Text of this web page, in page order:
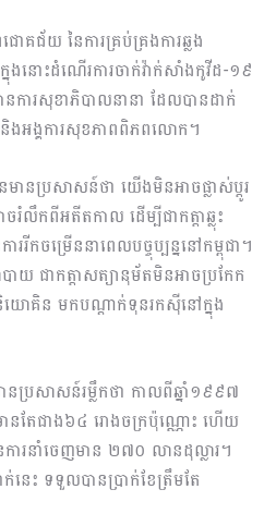
គជ័យ នៃការគ្រប់គ្រងការឆ្លង
នោះដំណើរការចាក់វ៉ាក់សាំងកូវីដ-១៩
ការសុខាភិបាលនានា ដែលបានដាក់
អង្គការសុខភាពពិភពលោក។
មានប្រសាសន៍ថា យើងមិនអាចផ្លាស់ប្តូរ
លឹកពីអតីតកាល ដើម្បីជាកត្តាឆ្លុះ
ររីកចម្រើននាពេលបច្ចុប្បន្ននៅកម្ពុជា។
ាយ ជាកត្តាសត្យានុម័តមិនអាចប្រកែក
យោគិន មកបណ្តាក់ទុនរកស៊ីនៅក្នុង
ប្រសាសន៍រម្លឹកថា កាលពីឆ្នាំ១៩៩៧
ានតែជាង៦៤ រោងចក្រប៉ុណ្ណោះ ហើយ
ារនាំចេញមាន ២៧០ លានដុល្លារ។
េះ ទទួលបានប្រាក់ខែត្រឹមតែ